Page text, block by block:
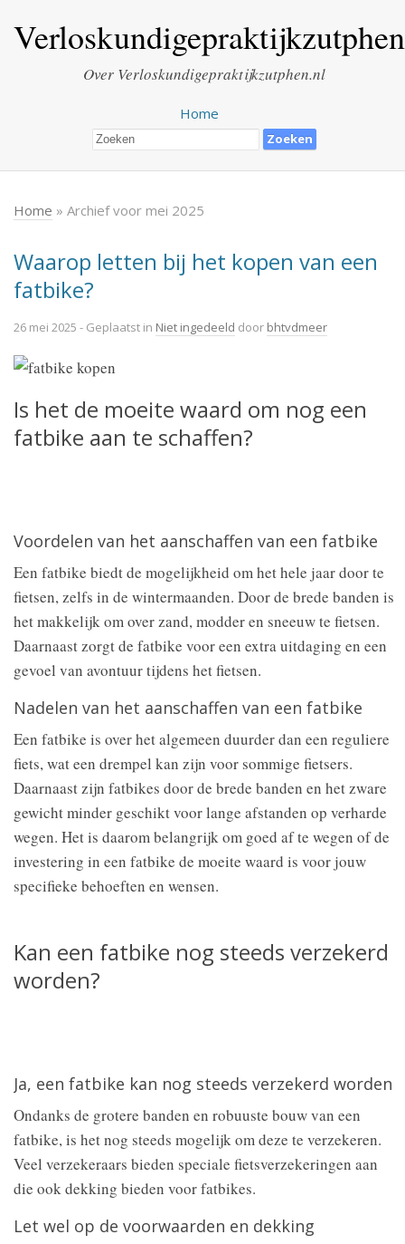
Over Verloskundigepraktijkzutphen.nl
Home
Home » Archief voor mei 2025
Waarop letten bij het kopen van een
fatbike?
26 mei 2025 - Geplaatst in Niet ingedeeld door bhtvdmeer
Is het de moeite waard om nog een
fatbike aan te schaffen?
Voordelen van het aanschaffen van een fatbike
Een fatbike biedt de mogelijkheid om het hele jaar door te
fietsen, zelfs in de wintermaanden. Door de brede banden is
het makkelijk om over zand, modder en sneeuw te fietsen.
Daarnaast zorgt de fatbike voor een extra uitdaging en een
gevoel van avontuur tijdens het fietsen.
Nadelen van het aanschaffen van een fatbike
Een fatbike is over het algemeen duurder dan een reguliere
fiets, wat een drempel kan zijn voor sommige fietsers.
Daarnaast zijn fatbikes door de brede banden en het zware
gewicht minder geschikt voor lange afstanden op verharde
wegen. Het is daarom belangrijk om goed af te wegen of de
investering in een fatbike de moeite waard is voor jouw
specifieke behoeften en wensen.
Kan een fatbike nog steeds verzekerd
worden?
Ja, een fatbike kan nog steeds verzekerd worden
Ondanks de grotere banden en robuuste bouw van een
fatbike, is het nog steeds mogelijk om deze te verzekeren.
Veel verzekeraars bieden speciale fietsverzekeringen aan
die ook dekking bieden voor fatbikes.
Let wel op de voorwaarden en dekking